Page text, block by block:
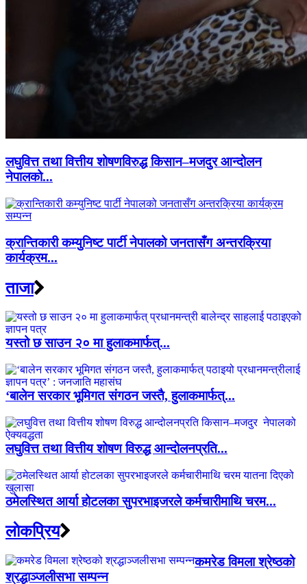
लघुवित्त तथा वित्तीय शोषणविरुद्ध किसान–मजदुर आन्दोलन
नेपालको...
क्रान्तिकारी कम्युनिष्ट पार्टी नेपालको जनतासँग अन्तरक्रिया
कार्यक्रम...
ताजा
यस्तो छ साउन २० मा हुलाकमार्फत्...
‘बालेन सरकार भूमिगत संगठन जस्तै, हुलाकमार्फत्...
लघुवित्त तथा वित्तीय शोषण विरुद्ध आन्दोलनप्रति...
ठमेलस्थित आर्या होटलका सुपरभाइजरले कर्मचारीमाथि चरम...
लाेकप्रिय
कमरेड विमला श्रेष्ठको
श्रद्धाञ्जलीसभा सम्पन्न